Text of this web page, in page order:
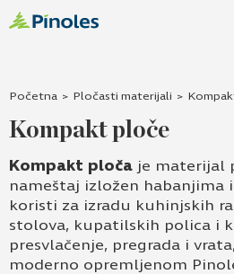
Početna > Pločasti materijali >
Kompakt ploče
Kompakt ploča je materijal
nameštaj izložen habanjima
koristi za izradu kuhinjskih
stolova, kupatilskih polica i
presvlačenje, pregrada i
moderno opremljenom